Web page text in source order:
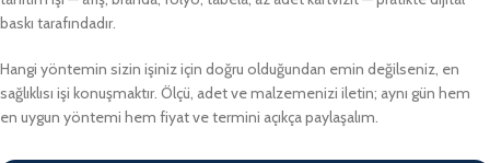
baskı tarafındadır.
Hangi yöntemin sizin işiniz için doğru olduğundan emin değilseniz, en
sağlıklısı işi konuşmaktır. Ölçü, adet ve malzemenizi iletin; aynı gün hem
en uygun yöntemi hem fiyat ve termini açıkça paylaşalım.